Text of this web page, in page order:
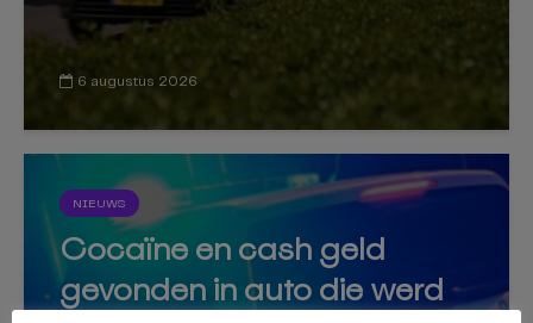
6 augustus 2026
NIEUWS
Cocaïne en cash geld
gevonden in auto die werd